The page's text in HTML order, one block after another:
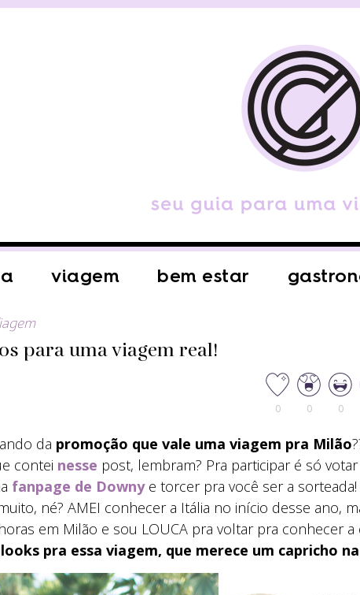
viagem bem estar
para uma viagem real!
0 0 0
da promoção que vale uma viagem pra Milão
contei nesse post, lembram? Pra participar é só
fanpage de Downye torcer pra você ser a sorteada!
né? AMEI conhecer a Itália no início desse ano,
em Milão e sou LOUCA pra voltar pra conhecer a
pra essa viagem, que merece um capricho